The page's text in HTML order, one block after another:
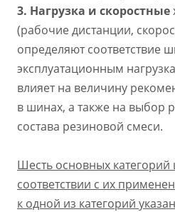
3. Нагрузка и скоростные
(рабочие дистанции,
определяют соответствие
эксплуатационным
влияет на величину
в шинах, а также на выбор
состава резиновой смеси.
Шесть основных
соответствии с их
к одной из категорий